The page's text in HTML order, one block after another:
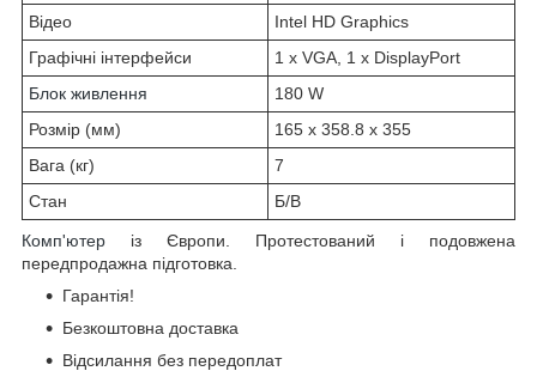
Відео
Intel HD Graphics
Графічні інтерфейси
1 x VGA, 1 x DisplayPort
Блок живлення
180 W
Розмір (мм)
165 x 358.8 x 355
Вага (кг)
7
Стан
Б/В
Комп'ютер із Європи. Протестований і подовжена
передпродажна підготовка.
Гарантія!
Безкоштовна доставка
Відсилання без передоплат